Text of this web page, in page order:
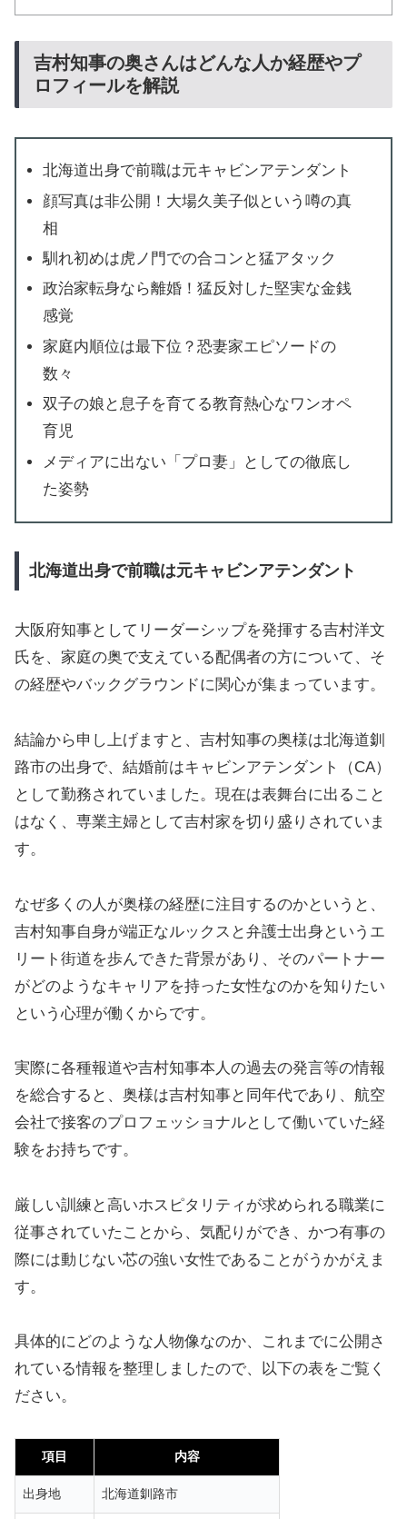
吉村知事の奥さんはどんな人か経歴やプ
ロフィールを解説
北海道出身で前職は元キャビンアテンダント
顔写真は非公開！大場久美子似という噂の真
相
馴れ初めは虎ノ門での合コンと猛アタック
政治家転身なら離婚！猛反対した堅実な金銭
感覚
家庭内順位は最下位？恐妻家エピソードの
数々
双子の娘と息子を育てる教育熱心なワンオペ
育児
メディアに出ない「プロ妻」としての徹底し
た姿勢
北海道出身で前職は元キャビンアテンダント
大阪府知事としてリーダーシップを発揮する吉村洋文
氏を、家庭の奥で支えている配偶者の方について、そ
の経歴やバックグラウンドに関心が集まっています。
結論から申し上げますと、吉村知事の奥様は北海道釧
路市の出身で、結婚前はキャビンアテンダント（CA）
として勤務されていました。現在は表舞台に出ること
はなく、専業主婦として吉村家を切り盛りされていま
す。
なぜ多くの人が奥様の経歴に注目するのかというと、
吉村知事自身が端正なルックスと弁護士出身というエ
リート街道を歩んできた背景があり、そのパートナー
がどのようなキャリアを持った女性なのかを知りたい
という心理が働くからです。
実際に各種報道や吉村知事本人の過去の発言等の情報
を総合すると、奥様は吉村知事と同年代であり、航空
会社で接客のプロフェッショナルとして働いていた経
験をお持ちです。
厳しい訓練と高いホスピタリティが求められる職業に
従事されていたことから、気配りができ、かつ有事の
際には動じない芯の強い女性であることがうかがえま
す。
具体的にどのような人物像なのか、これまでに公開さ
れている情報を整理しましたので、以下の表をご覧く
ださい。
項目 内容
出身地 北海道釧路市